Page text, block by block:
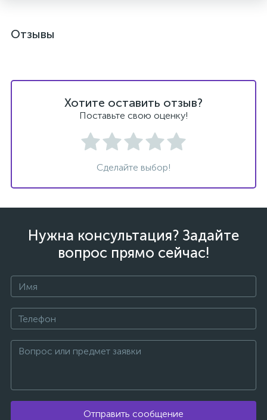
Отзывы
Хотите оставить отзыв?
Поставьте свою оценку!
Сделайте выбор!
Нужна консультация? Задайте
вопрос прямо сейчас!
Отправить сообщение